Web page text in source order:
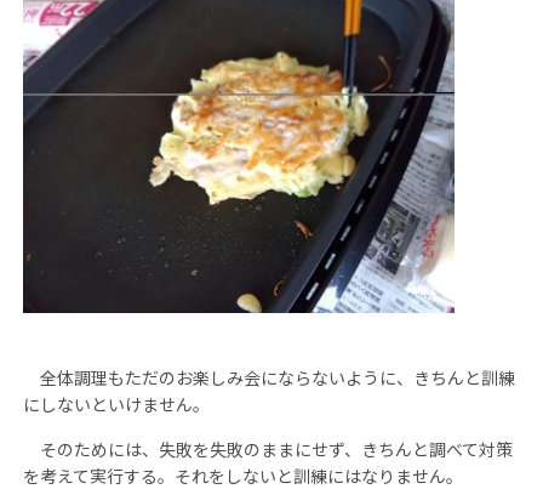
全体調理もただのお楽しみ会にならないように、きちんと訓練
にしないといけません。
そのためには、失敗を失敗のままにせず、きちんと調べて対策
を考えて実行する。それをしないと訓練にはなりません。